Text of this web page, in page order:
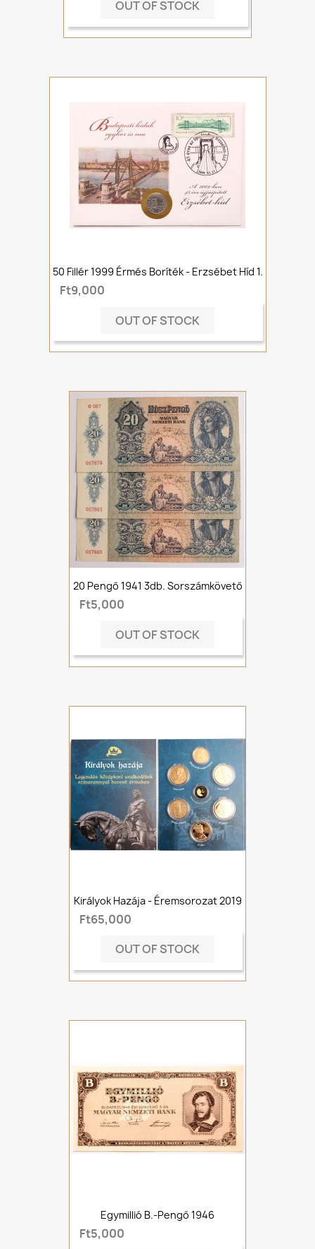
OUT OF STOCK
50 Fillér 1999 Érmés Boríték - Erzsébet Híd 1.
Ft9,000
OUT OF STOCK
20 Pengő 1941 3db. Sorszámkövető
Ft5,000
OUT OF STOCK
Királyok Hazája - Éremsorozat 2019
Ft65,000
OUT OF STOCK
Egymillió B.-Pengő 1946
Ft5,000